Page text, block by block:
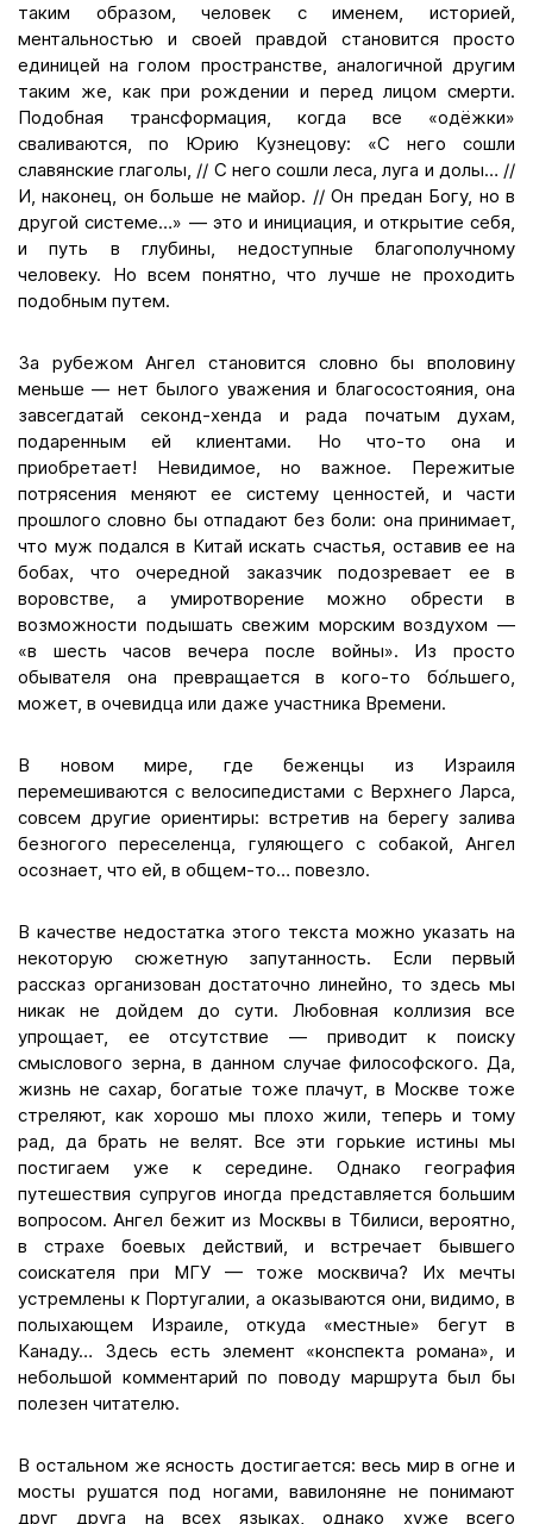
таким образом, человек с именем, историей,
ментальностью и своей правдой становится просто
единицей на голом пространстве, аналогичной другим
таким же, как при рождении и перед лицом смерти.
Подобная трансформация, когда все «одёжки»
сваливаются, по Юрию Кузнецову: «С него сошли
славянские глаголы, // С него сошли леса, луга и долы… //
И, наконец, он больше не майор. // Он предан Богу, но в
другой системе…» — это и инициация, и открытие себя,
и путь в глубины, недоступные благополучному
человеку. Но всем понятно, что лучше не проходить
подобным путем.
За рубежом Ангел становится словно бы вполовину
меньше — нет былого уважения и благосостояния, она
завсегдатай секонд-хенда и рада початым духам,
подаренным ей клиентами. Но что-то она и
приобретает! Невидимое, но важное. Пережитые
потрясения меняют ее систему ценностей, и части
прошлого словно бы отпадают без боли: она принимает,
что муж подался в Китай искать счастья, оставив ее на
бобах, что очередной заказчик подозревает ее в
воровстве, а умиротворение можно обрести в
возможности подышать свежим морским воздухом —
«в шесть часов вечера после войны». Из просто
обывателя она превращается в кого-то бо́льшего,
может, в очевидца или даже участника Времени.
В новом мире, где беженцы из Израиля
перемешиваются с велосипедистами с Верхнего Ларса,
совсем другие ориентиры: встретив на берегу залива
безногого переселенца, гуляющего с собакой, Ангел
осознает, что ей, в общем-то… повезло.
В качестве недостатка этого текста можно указать на
некоторую сюжетную запутанность. Если первый
рассказ организован достаточно линейно, то здесь мы
никак не дойдем до сути. Любовная коллизия все
упрощает, ее отсутствие — приводит к поиску
смыслового зерна, в данном случае философского. Да,
жизнь не сахар, богатые тоже плачут, в Москве тоже
стреляют, как хорошо мы плохо жили, теперь и тому
рад, да брать не велят. Все эти горькие истины мы
постигаем уже к середине. Однако география
путешествия супругов иногда представляется большим
вопросом. Ангел бежит из Москвы в Тбилиси, вероятно,
в страхе боевых действий, и встречает бывшего
соискателя при МГУ — тоже москвича? Их мечты
устремлены к Португалии, а оказываются они, видимо, в
полыхающем Израиле, откуда «местные» бегут в
Канаду… Здесь есть элемент «конспекта романа», и
небольшой комментарий по поводу маршрута был бы
полезен читателю.
В остальном же ясность достигается: весь мир в огне и
мосты рушатся под ногами, вавилоняне не понимают
друг друга на всех языках, однако хуже всего